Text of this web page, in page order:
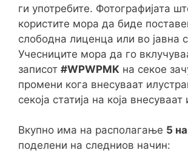
ги употребите. Фотографијата
користите мора да биде
слободна лиценца или во јавна
Учесниците мора да го
записот #WPWPMK на секое
промени кога внесуваат
секоја статија на која внесуваат
Вкупно има на располагање 5
поделени на следниов начин: